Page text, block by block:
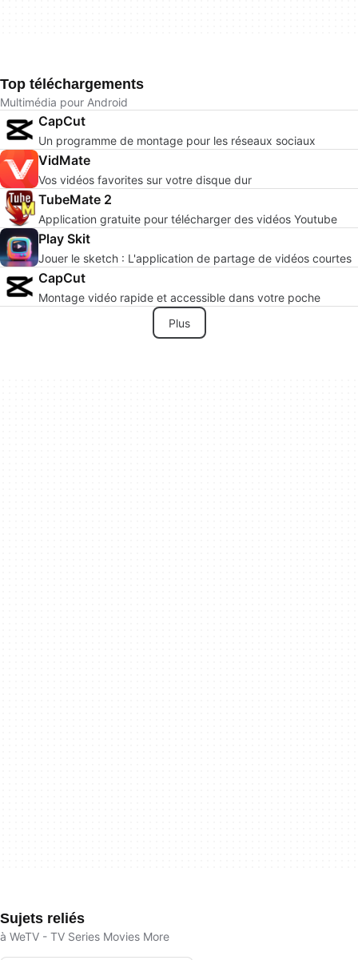
Top téléchargements
Multimédia pour Android
CapCut
Un programme de montage pour les réseaux sociaux
VidMate
Vos vidéos favorites sur votre disque dur
TubeMate 2
Application gratuite pour télécharger des vidéos Youtube
Play Skit
Jouer le sketch : L'application de partage de vidéos courtes
CapCut
Montage vidéo rapide et accessible dans votre poche
Plus
Sujets reliés
à WeTV - TV Series Movies More